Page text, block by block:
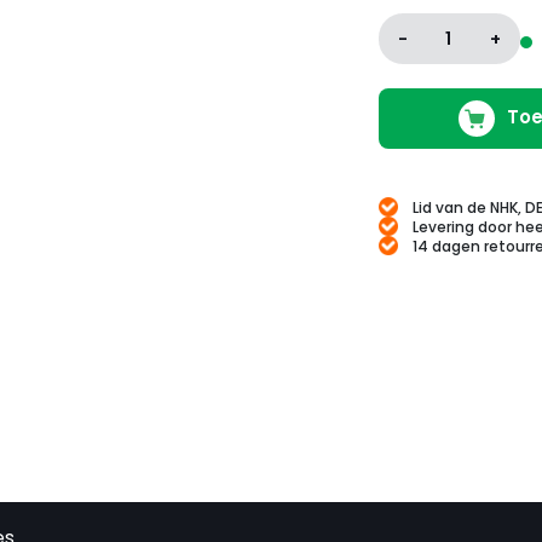
- 1 +
Lid van de NHK,
Levering door
14 dagen